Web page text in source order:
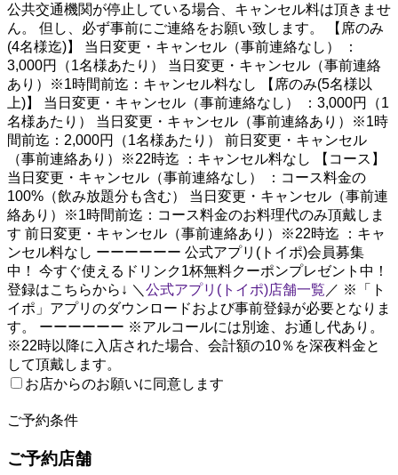
公共交通機関が停止している場合、キャンセル料は頂きませ
ん。 但し、必ず事前にご連絡をお願い致します。 【席のみ
(4名様迄)】 当日変更・キャンセル（事前連絡なし） ：
3,000円（1名様あたり） 当日変更・キャンセル（事前連絡
あり）※1時間前迄：キャンセル料なし 【席のみ(5名様以
上)】 当日変更・キャンセル（事前連絡なし） ：3,000円（1
名様あたり） 当日変更・キャンセル（事前連絡あり）※1時
間前迄：2,000円（1名様あたり） 前日変更・キャンセル
（事前連絡あり）※22時迄 ：キャンセル料なし 【コース】
当日変更・キャンセル（事前連絡なし） ：コース料金の
100%（飲み放題分も含む） 当日変更・キャンセル（事前連
絡あり）※1時間前迄：コース料金のお料理代のみ頂戴しま
す 前日変更・キャンセル（事前連絡あり）※22時迄 ：キャ
ンセル料なし ーーーーーー 公式アプリ(トイポ)会員募集
中！ 今すぐ使えるドリンク1杯無料クーポンプレゼント中！
登録はこちらから↓ ＼ 公式アプリ(トイポ)店舗一覧 ／ ※「ト
イポ」アプリのダウンロードおよび事前登録が必要となりま
す。 ーーーーーー ※アルコールには別途、お通し代あり。
※22時以降に入店された場合、会計額の10％を深夜料金と
して頂戴します。
お店からのお願いに同意します
ご予約条件
ご予約店舗